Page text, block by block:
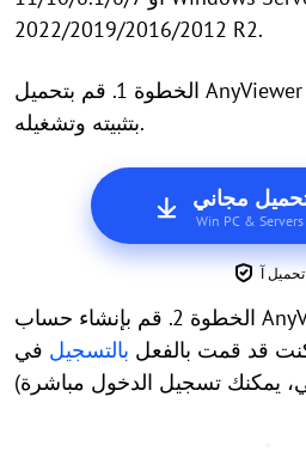
2022/2019/2016/2012 R2.
الخطوة 1. قم بتحميل AnyViewer مجانًا على الكمبيوتر وقم
بتثبيته وتشغيله.
مجاني
Win PC & Servers
تحميل آ
الخطوة 2. قم بإنشاء حساب AnyViewer وتسجيل الدخول
قد قمت بالفعل بالتسجيل في